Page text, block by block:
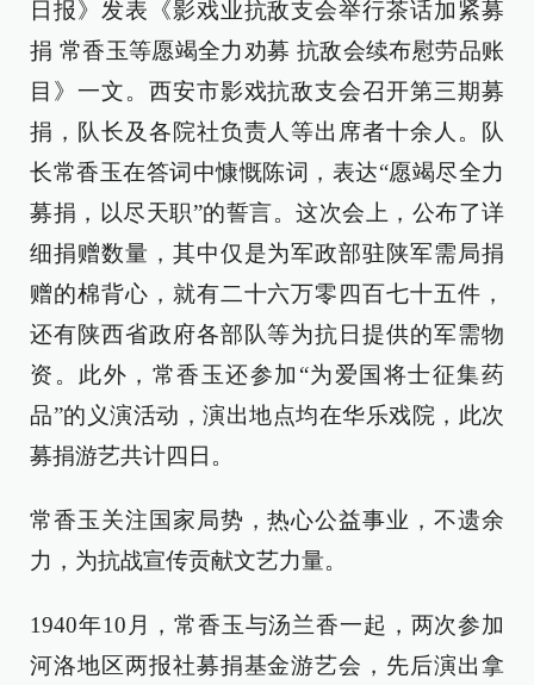
日报》发表《影戏业抗敌支会举行茶话加紧募
捐 常香玉等愿竭全力劝募 抗敌会续布慰劳品账
目》一文。西安市影戏抗敌支会召开第三期募
捐，队长及各院社负责人等出席者十余人。队
长常香玉在答词中慷慨陈词，表达“愿竭尽全力
募捐，以尽天职”的誓言。这次会上，公布了详
细捐赠数量，其中仅是为军政部驻陕军需局捐
赠的棉背心，就有二十六万零四百七十五件，
还有陕西省政府各部队等为抗日提供的军需物
资。此外，常香玉还参加“为爱国将士征集药
品”的义演活动，演出地点均在华乐戏院，此次
募捐游艺共计四日。
常香玉关注国家局势，热心公益事业，不遗余
力，为抗战宣传贡献文艺力量。
1940年10月，常香玉与汤兰香一起，两次参加
河洛地区两报社募捐基金游艺会，先后演出拿